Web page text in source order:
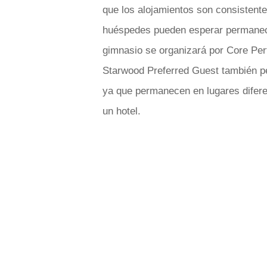
que los alojamientos son
huéspedes pueden esperar
gimnasio se organizará por Core
Starwood Preferred Guest también
ya que permanecen en lugares
un hotel.